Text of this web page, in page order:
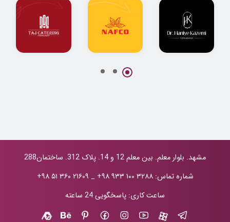
مشهد. بلوار معلم. بین معلم 12 و 14. پلاک 312. ساختمان288
شماره تماس:+۹۸ ۹۳۳ ۱۰۰ ۳۲۸۸ _ +۹۸ ۵۱ ۳۶۰ ۲۱۶۰۹
ساعت کاری: پاسخگویی 24 ساعته